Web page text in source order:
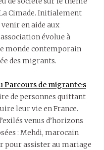
Cimade. Initialement
en aide aux
évolue à
monde contemporain
des migrants.
Parcours de migrant·e·s
de personnes quittant
leur vie en France.
venus d’horizons
: Mehdi, marocain
pour assister au mariage